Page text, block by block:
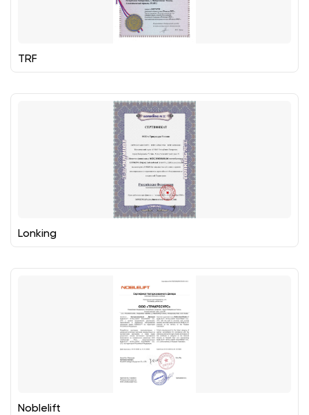
TRF
Lonking
Noblelift